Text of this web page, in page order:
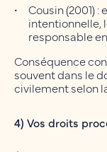
Cousin (2001)
intentionnelle,
responsable
Conséquence
souvent dans le
civilement selon
4) Vos droits